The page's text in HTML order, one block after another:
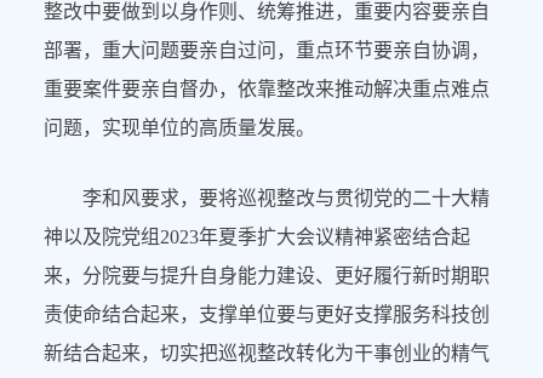
整改中要做到以身作则、统筹推进，重要内容要亲自
部署，重大问题要亲自过问，重点环节要亲自协调，
重要案件要亲自督办，依靠整改来推动解决重点难点
问题，实现单位的高质量发展。
李和风要求，要将巡视整改与贯彻党的二十大精
神以及院党组2023年夏季扩大会议精神紧密结合起
来，分院要与提升自身能力建设、更好履行新时期职
责使命结合起来，支撑单位要与更好支撑服务科技创
新结合起来，切实把巡视整改转化为干事创业的精气